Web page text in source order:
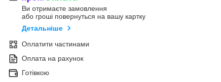
Ви отримаєте замовлення
або гроші повернуться на вашу картку
Детальніше
Оплатити частинами
Оплата на рахунок
Готівкою